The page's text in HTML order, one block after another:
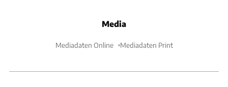
Media
Mediadaten Online Mediadaten Print